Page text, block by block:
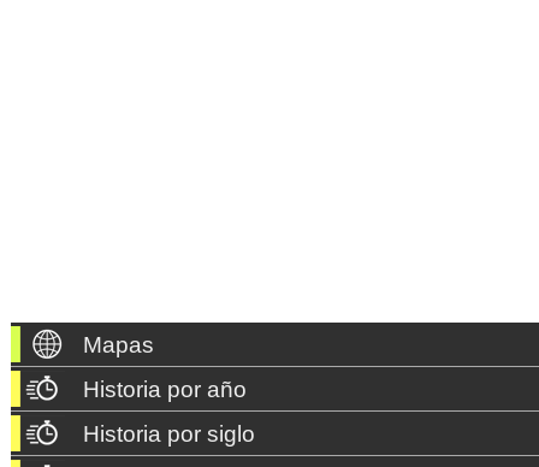
Mapas
Historia por año
Historia por siglo